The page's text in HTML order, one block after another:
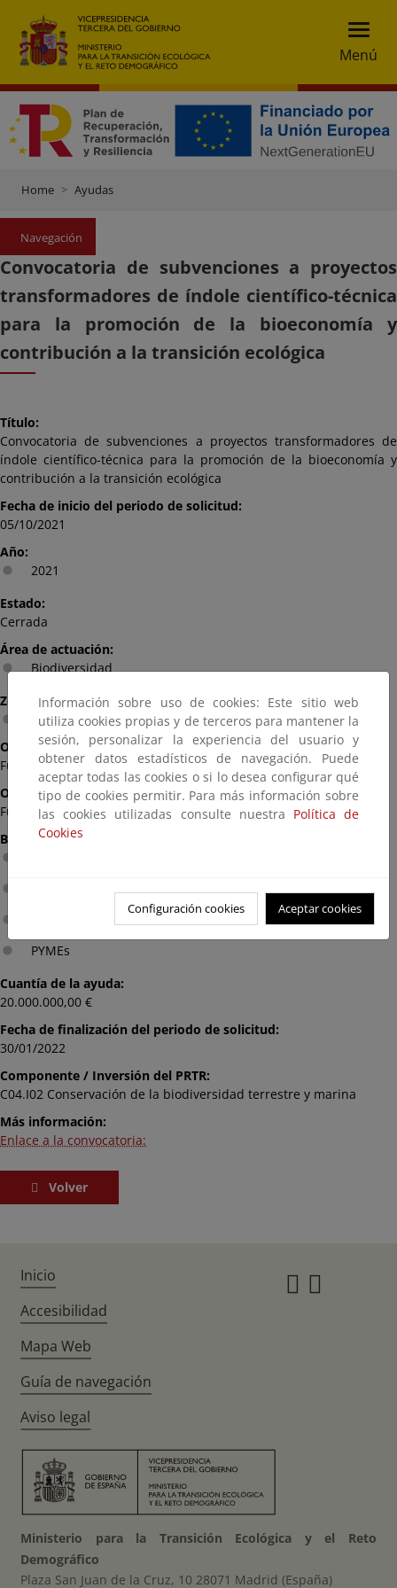
Menú
Home Ayudas
Navegación
Convocatoria de subvenciones a proyectos
transformadores de índole científico-técnica
para la promoción de la bioeconomía y
contribución a la transición ecológica
Título:
Convocatoria de subvenciones a proyectos transformadores de
índole científico-técnica para la promoción de la bioeconomía y
contribución a la transición ecológica
Fecha de inicio del periodo de solicitud:
05/10/2021
Año:
2021
Estado:
Cerrada
Área de actuación:
Biodiversidad
Zona de aplicación:
Ámbito nacional
Organismo que financia:
Fundación Biodiversidad
Organismo que convoca:
Fundación Biodiversidad
Beneficiario:
PYMEs
Cuantía de la ayuda:
20.000.000,00 €
Fecha de finalización del periodo de solicitud:
30/01/2022
Componente / Inversión del PRTR:
C04.I02 Conservación de la biodiversidad terrestre y marina
Más información:
Enlace a la convocatoria:
Volver
Información sobre uso de cookies: Este sitio web
utiliza cookies propias y de terceros para mantener la
sesión, personalizar la experiencia del usuario y
obtener datos estadísticos de navegación. Puede
aceptar todas las cookies o si lo desea configurar qué
tipo de cookies permitir. Para más información sobre
las cookies utilizadas consulte nuestra Política de
Cookies
Configuración cookies Aceptar cookies
Inicio
Accesibilidad
Mapa Web
Guía de navegación
Aviso legal
Ministerio para la Transición Ecológica y el Reto
Demográfico
Plaza San Juan de la Cruz, 10 28071 Madrid (España)